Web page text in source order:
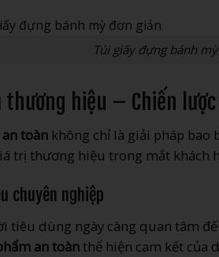
Túi giấy đựng bánh
thương hiệu – Chiến
toàn không chỉ là giải pháp
trị thương hiệu trong mắt khách
chuyên nghiệp
tiêu dùng ngày càng quan tâm
an toàn thể hiện cam kết của